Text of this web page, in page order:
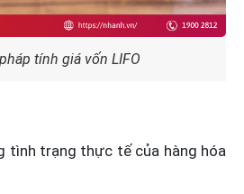
tính giá vốn LIFO
tình trạng thực tế của hàng hóa